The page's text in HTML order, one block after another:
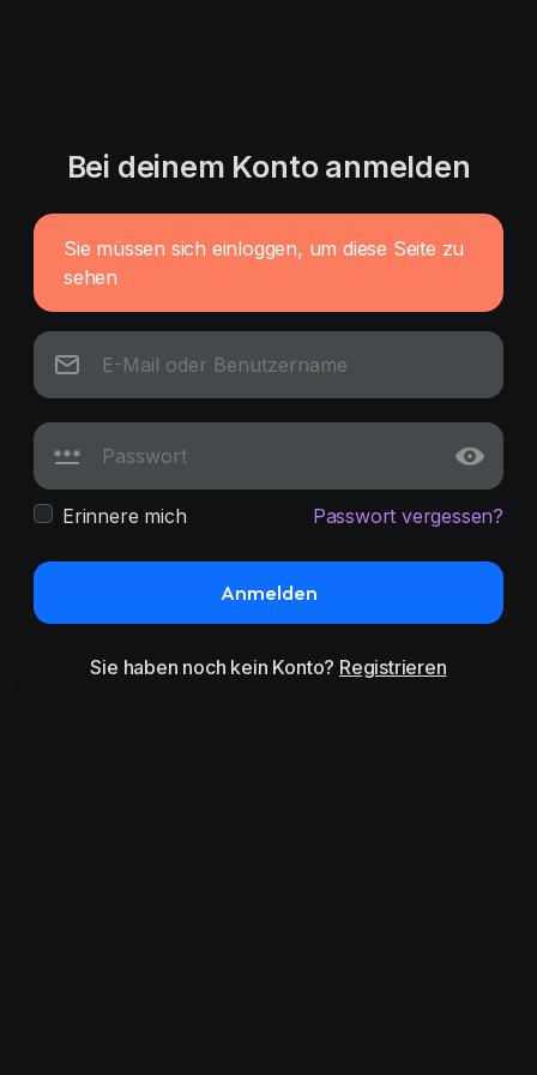
Bei deinem Konto anmelden
Sie müssen sich einloggen, um diese Seite zu
sehen
Erinnere mich Passwort vergessen?
Anmelden
Sie haben noch kein Konto? Registrieren